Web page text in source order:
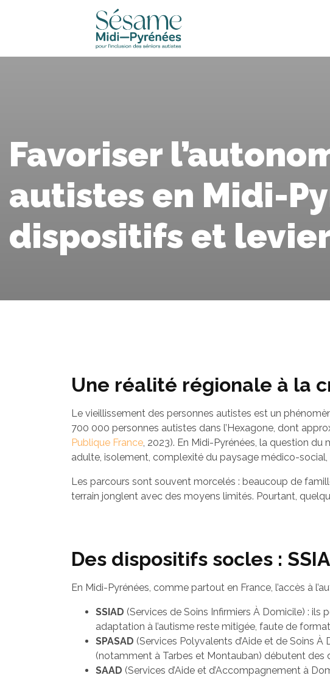
Favoriser
autistes en Midi-
dispositifs et
Une réalité régionale à la
Le vieillissement des personnes autistes est un
700 000 personnes autistes dans l’Hexagone, dont
Publique France, 2023). En Midi-Pyrénées, la question du
adulte, isolement, complexité du paysage médico-
Les parcours sont souvent morcelés : beaucoup de
terrain jonglent avec des moyens limités. Pourtant,
Des dispositifs socles :
En Midi-Pyrénées, comme partout en France, l’accès à
SSIAD (Services de Soins Infirmiers À Domicile) : ils
adaptation à l’autisme reste mitigée, faute de
SPASAD (Services Polyvalents d’Aide et de Soins
(notamment à Tarbes et Montauban) débutent
SAAD (Services d’Aide et d’Accompagnement à